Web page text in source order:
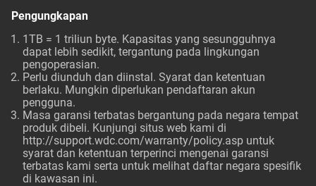
Pengungkapan
1TB = 1 triliun byte. Kapasitas yang sesungguhnya
dapat lebih sedikit, tergantung pada lingkungan
pengoperasian.
Perlu diunduh dan diinstal. Syarat dan ketentuan
berlaku. Mungkin diperlukan pendaftaran akun
pengguna.
Masa garansi terbatas bergantung pada negara tempat
produk dibeli. Kunjungi situs web kami di
http://support.wdc.com/warranty/policy.asp untuk
syarat dan ketentuan terperinci mengenai garansi
terbatas kami serta untuk melihat daftar negara spesifik
di kawasan ini.